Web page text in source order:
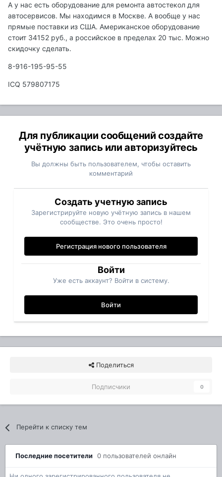
А у нас есть оборудование для ремонта автостекол для
автосервисов. Мы находимся в Москве. А вообще у нас
прямые поставки из США. Американское оборудование
стоит 34152 руб., а российское в пределах 20 тыс. Можно
скидочку сделать.
8-916-195-95-55
ICQ 579807175
Для публикации сообщений создайте
учётную запись или авторизуйтесь
Вы должны быть пользователем, чтобы оставить
комментарий
Создать учетную запись
Зарегистрируйте новую учётную запись в нашем
сообществе. Это очень просто!
Регистрация нового пользователя
Войти
Уже есть аккаунт? Войти в систему.
Войти
Поделиться
Подписчики 0
Перейти к списку тем
Последние посетители 0 пользователей онлайн